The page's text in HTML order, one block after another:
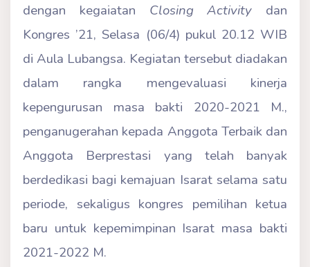
dengan kegaiatan Closing Activity dan
Kongres ’21, Selasa (06/4) pukul 20.12 WIB
di Aula Lubangsa. Kegiatan tersebut diadakan
dalam rangka mengevaluasi kinerja
kepengurusan masa bakti 2020-2021 M.,
penganugerahan kepada Anggota Terbaik dan
Anggota Berprestasi yang telah banyak
berdedikasi bagi kemajuan Isarat selama satu
periode, sekaligus kongres pemilihan ketua
baru untuk kepemimpinan Isarat masa bakti
2021-2022 M.